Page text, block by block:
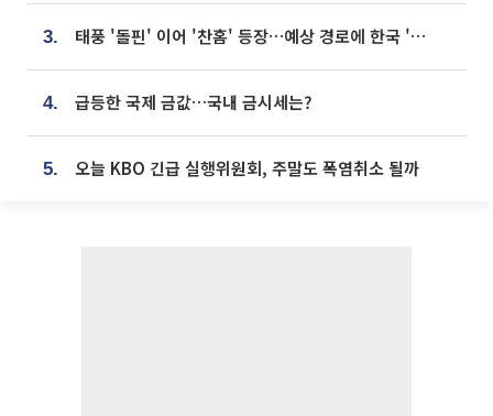
3. 태풍 '돌핀' 이어 '찬홈' 등장…예상 경로에 한국 '한숨'
4. 급등한 국제 금값…국내 금시세는?
5. 오늘 KBO 긴급 실행위원회, 주말도 폭염취소 될까